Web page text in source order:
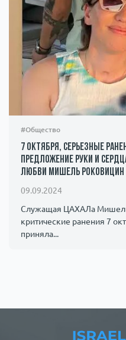
#Общество
7 октября, серьезные
предложение руки и
любви Мишель Роковицин
09.09.2024
Служащая ЦАХАЛа
критические ранения 7
приняла...